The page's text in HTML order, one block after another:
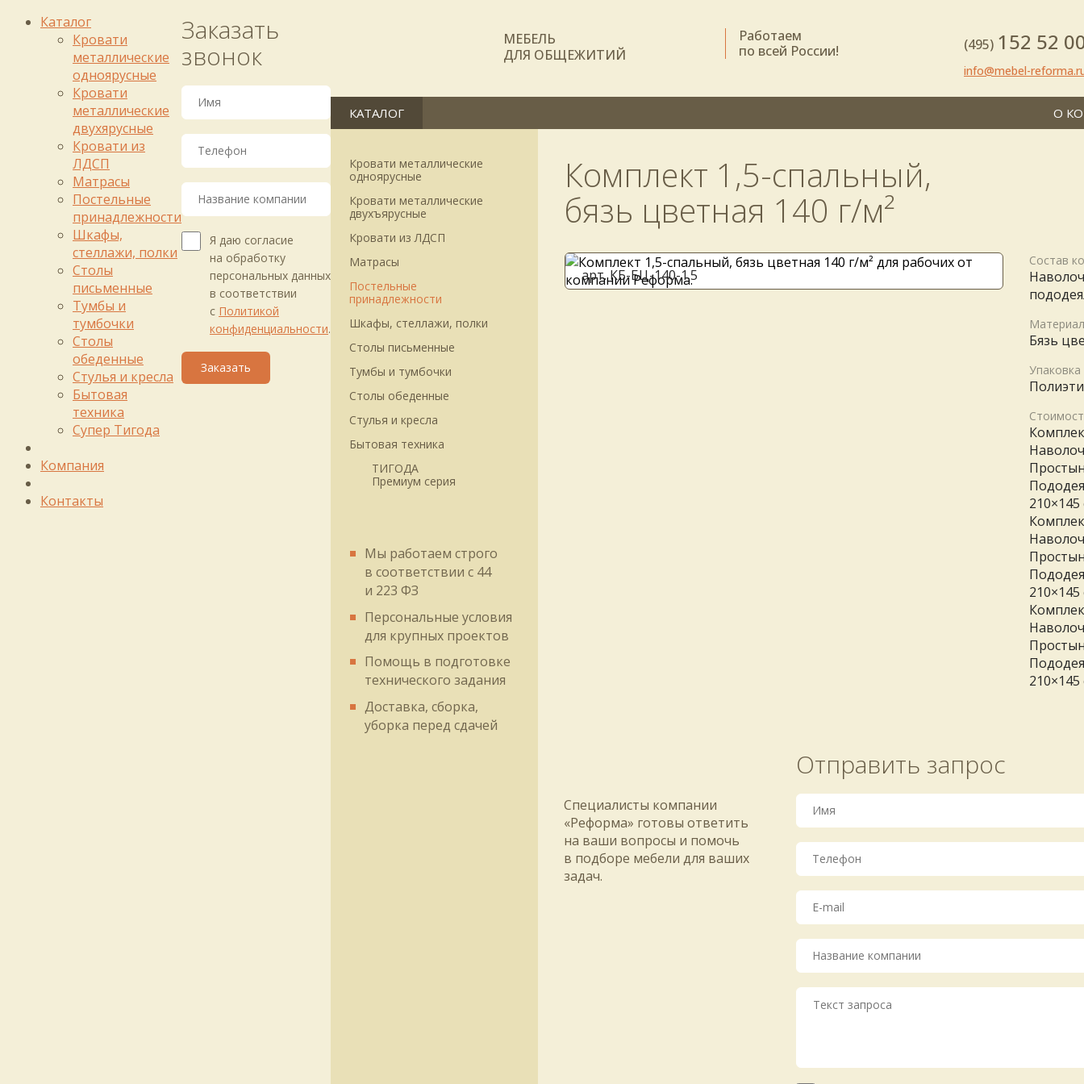
Каталог
Кровати
металлические
одноярусные
Кровати
металлические
двухярусные
Кровати из
ЛДСП
Матрасы
Постельные
принадлежности
Шкафы,
стеллажи, полки
Столы
письменные
Тумбы и
тумбочки
Столы
обеденные
Стулья и кресла
Бытовая
техника
Супер Тигода
Компания
Контакты
Заказать
звонок
Я даю согласие
на обработку
персональных данных
в соответствии
с Политикой
конфиденциальности.
МЕБЕЛЬ
ДЛЯ ОБЩЕЖИТИЙ
Работаем
по всей России!
(495) 152 52
info@mebel-
КАТАЛОГ О
Кровати металлические
одноярусные
Кровати металлические
двухъярусные
Кровати из ЛДСП
Матрасы
Постельные
принадлежности
Шкафы, стеллажи, полки
Столы письменные
Тумбы и тумбочки
Столы обеденные
Стулья и кресла
Бытовая техника
ТИГОДА
Премиум серия
Мы работаем строго
в соответствии с 44
и 223 ФЗ
Персональные условия
для крупных проектов
Помощь в подготовке
технического задания
Доставка, сборка,
уборка перед сдачей
Комплект 1,5-спальный,
бязь цветная 140 г/м²
арт. КБ-БЦ-140-1.5
Состав
Материал
Бязь
Упаковка
210×145
210×145
210×145
Специалисты компании
«Реформа» готовы ответить
на ваши вопросы и помочь
в подборе мебели для ваших
задач.
Отправить запрос